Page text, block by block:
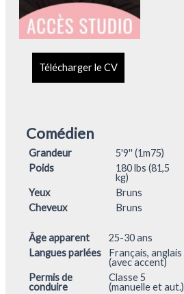
Comédien
Télécharger le CV
Grandeur
5'9'' (1m75)
Poids
180 lbs (81,5
kg)
Yeux
Bruns
Cheveux
Bruns
Âge apparent
25-30 ans
Langues parlées
Français, anglais
(avec accent)
Permis de
conduire
Classe 5
(manuelle et aut.)